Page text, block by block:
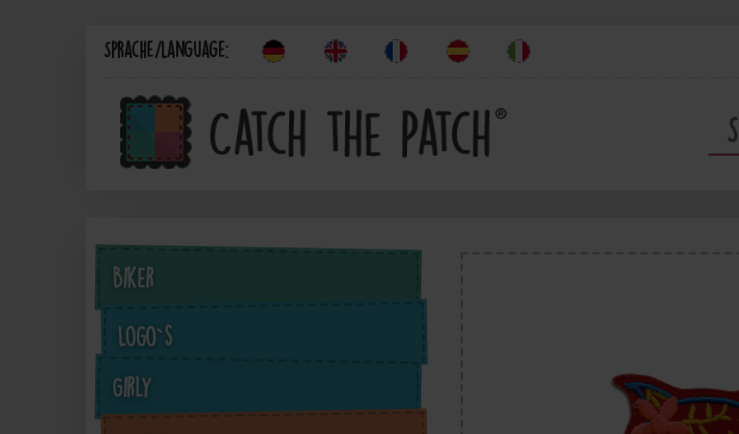
Sprache/Language:
Biker
Logo`s
Girly